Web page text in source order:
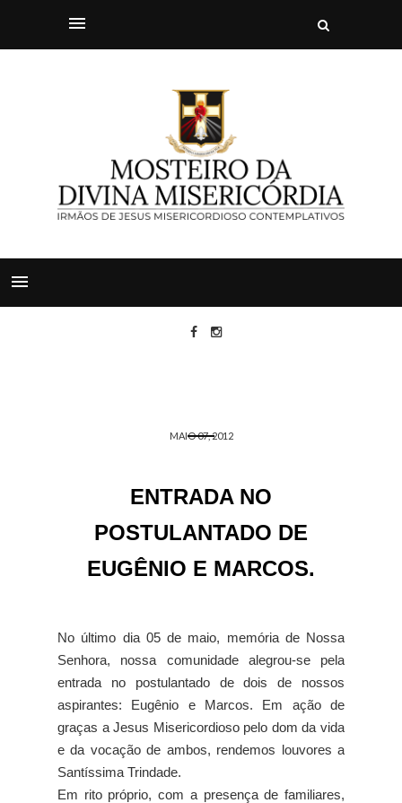
MAIO 07, 2012
ENTRADA NO
POSTULANTADO DE
EUGÊNIO E MARCOS.
No último dia 05 de maio, memória de Nossa
Senhora, nossa comunidade alegrou-se pela
entrada no postulantado de dois de nossos
aspirantes: Eugênio e Marcos. Em ação de
graças a Jesus Misericordioso pelo dom da vida
e da vocação de ambos, rendemos louvores a
Santíssima Trindade.
Em rito próprio, com a presença de familiares,